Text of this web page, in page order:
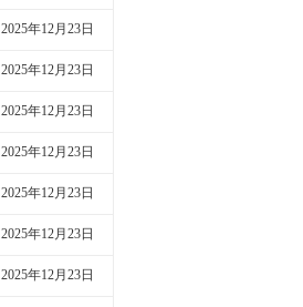
2025年12月23日
2025年12月23日
2025年12月23日
2025年12月23日
2025年12月23日
2025年12月23日
2025年12月23日